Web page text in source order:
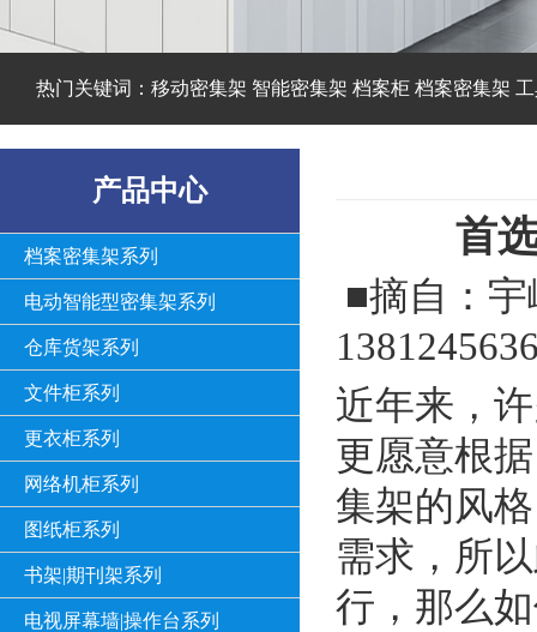
热门关键词：移动密集架 智能密集架 档案柜 档案密集架
产品中心
档案密集架系列
电动智能型密集架系列
仓库货架系列
文件柜系列
更衣柜系列
网络机柜系列
图纸柜系列
书架|期刊架系列
电视屏幕墙|操作台系列
首
■摘自：
近年来，
更愿意根
集架的风
需求，所
行，那么